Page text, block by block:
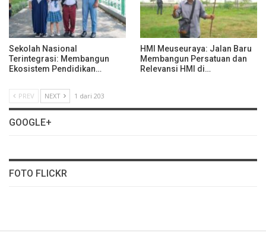
Sekolah Nasional
Terintegrasi: Membangun
Ekosistem Pendidikan…
HMI Meuseuraya: Jalan Baru
Membangun Persatuan dan
Relevansi HMI di…
PREV NEXT 1 dari 203
GOOGLE+
FOTO FLICKR